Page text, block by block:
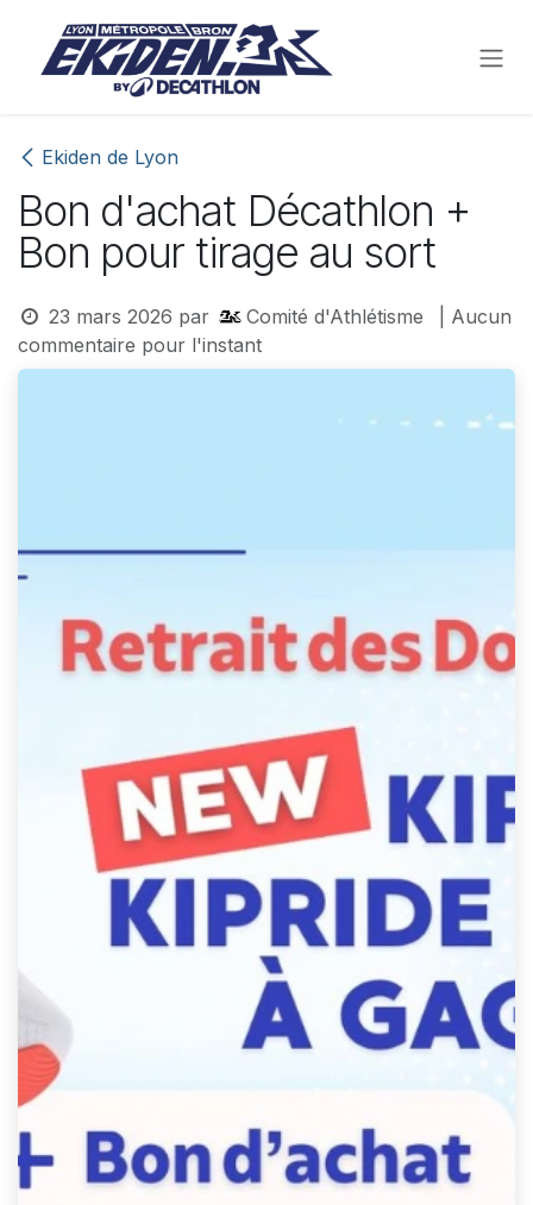
Ekiden de Lyon
Bon d'achat Décathlon +
Bon pour tirage au sort
23 mars 2026 par Comité d'Athlétisme
| Aucun
commentaire pour l'instant